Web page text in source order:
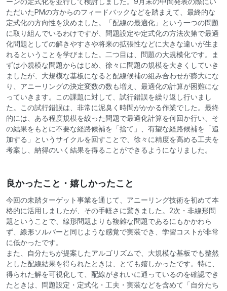
ただいたPMの方からのフィードバックなどを踏まえて、最終的な
定式化の方向性を決めました。「配線の最適化」という一つの問題
に取り組んでいるわけですが、問題設定や定式化の方法次第で最適
化問題としての解きやすさや将来の拡張性などに大きな違いが生ま
れるということを学びました。二つ目は、問題の大規模化です。ま
ずは小規模な問題からはじめ、徐々に問題の規模を大きくしていき
ましたが、大規模な基板になると配線候補の組み合わせが膨大にな
り、アニーリングの決定変数の数も増え、最適化の計算が困難にな
っていきます。この課題に対して、試行錯誤を繰り返し行いまし
た。この試行錯誤は、非常に泥臭く時間がかかる作業でした。最終
的には、ある程度規模を絞った問題で最適化計算を何回か行い、そ
の結果をもとに不要な経路候補を「捨て」、有望な経路候補を「追
加する」というサイクルを回すことで、徐々に精度を高める工夫を
考案し、納得のいく結果を得ることができるようになりました。
良かったこと・嬉しかったこと
今回の未踏ターゲット事業を通じて、アニーリング技術を初めて本
格的に活用しましたが、その手軽さに驚きました。2次・非線形問
題ということで、線形問題よりも複雑な問題であるにもかかわら
ず、線形ソルバーと同じような感覚で実装でき、学習コストが非常
に低かったです。
また、自分たちが提案したアルゴリズムで、大規模な基板でも整然
とした配線結果を得られたときは、とても嬉しかったです。特に、
得られた解を可視化して、配線がきれいに通っているのを確認でき
たときは、問題設定・定式化・工夫・実装などを含めて「自分たち